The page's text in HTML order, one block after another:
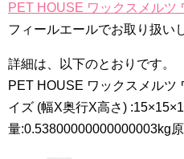
PET HOUSE ワックスメルツ
フィールエールでお取り扱い
詳細は、以下のとおりです。
PET HOUSE ワックスメルツ
イズ (幅X奥行X高さ)
量:0.53800000000000003kg